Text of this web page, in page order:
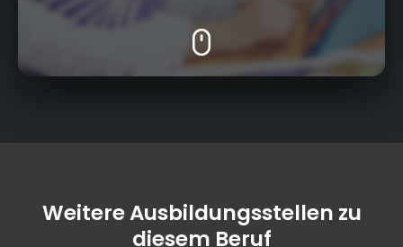
Weitere Ausbildungsstellen zu
diesem Beruf